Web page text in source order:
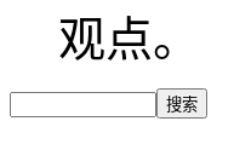
观点。